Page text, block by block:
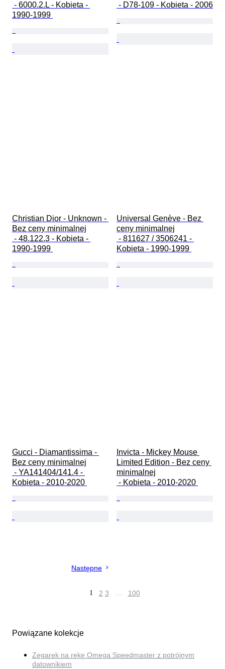
1990-1999
- D78-109 - Kobieta - 2006
Christian Dior - Unknown -
Bez ceny minimalnej
1990-1999
Universal Genève - Bez
ceny minimalnej
Kobieta - 1990-1999
Gucci - Diamantissima -
Bez ceny minimalnej
Kobieta - 2010-2020
Invicta - Mickey Mouse
Limited Edition - Bez ceny
minimalnej
- Kobieta - 2010-2020
Następne
1 2 3 … 100
Powiązane kolekcje
Zegarek na rękę Omega Speedmaster z potrójnym
datownikiem